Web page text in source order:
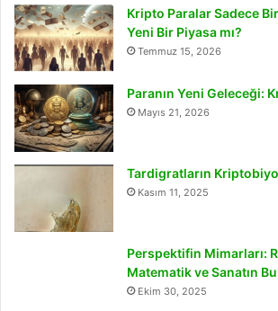
Kripto Paralar Sadece
Yeni Bir Piyasa mı?
Temmuz 15, 2026
Paranın Yeni Geleceği:
Mayıs 21, 2026
Tardigratların
Kasım 11, 2025
Perspektifin Mimarları:
Matematik ve Sanatın
Ekim 30, 2025